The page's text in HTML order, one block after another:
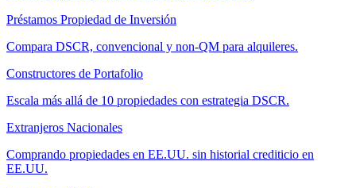
Préstamos Propiedad de Inversión
Compara DSCR, convencional y non-QM para alquileres.
Constructores de Portafolio
Escala más allá de 10 propiedades con estrategia DSCR.
Extranjeros Nacionales
Comprando propiedades en EE.UU. sin historial crediticio en
EE.UU.